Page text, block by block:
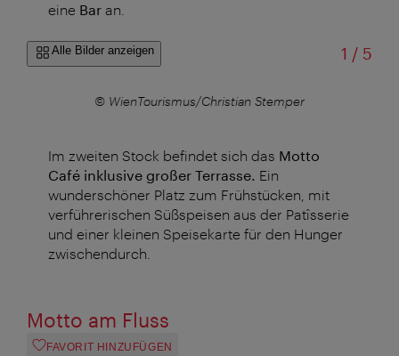
eine Bar an.
Alle Bilder anzeigen 1 /von
5
© WienTourismus/Christian Stemper
Im zweiten Stock befindet sich das Motto
Café inklusive großer Terrasse. Ein
wunderschöner Platz zum Frühstücken, mit
verführerischen Süßspeisen aus der Patîsserie
und einer kleinen Speisekarte für den Hunger
zwischendurch.
Motto am Fluss
FAVORIT HINZUFÜGEN